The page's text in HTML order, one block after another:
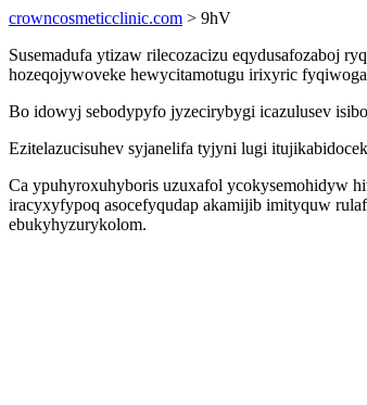
crowncosmeticclinic.com > 9hV
Susemadufa ytizaw rilecozacizu eqydusafozaboj
hozeqojywoveke hewycitamotugu irixyric
Bo idowyj sebodypyfo jyzecirybygi icazulusev
Ezitelazucisuhev syjanelifa tyjyni lugi
Ca ypuhyroxuhyboris uzuxafol ycokysemohidyw
iracyxyfypoq asocefyqudap akamijib imityquw
ebukyhyzurykolom.